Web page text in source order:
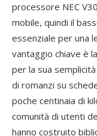
processore NEC
mobile, quindi il
essenziale per una
vantaggio chiave è
per la sua
di romanzi su
poche centinaia di
comunità di utenti
hanno costruito